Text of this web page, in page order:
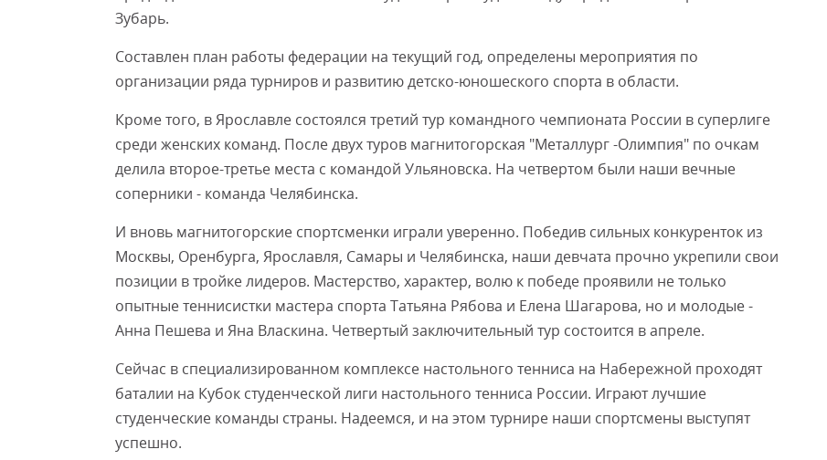
Зубарь.
Составлен план работы федерации на текущий год, определены мероприятия по
организации ряда турниров и развитию детско-юношеского спорта в области.
Кроме того, в Ярославле состоялся третий тур командного чемпионата России в суперлиге
среди женских команд. После двух туров магнитогорская "Металлург -Олимпия" по очкам
делила второе-третье места с командой Ульяновска. На четвертом были наши вечные
соперники - команда Челябинска.
И вновь магнитогорские спортсменки играли уверенно. Победив сильных конкуренток из
Москвы, Оренбурга, Ярославля, Самары и Челябинска, наши девчата прочно укрепили свои
позиции в тройке лидеров. Мастерство, характер, волю к победе проявили не только
опытные теннисистки мастера спорта Татьяна Рябова и Елена Шагарова, но и молодые -
Анна Пешева и Яна Власкина. Четвертый заключительный тур состоится в апреле.
Сейчас в специализированном комплексе настольного тенниса на Набережной проходят
баталии на Кубок студенческой лиги настольного тенниса России. Играют лучшие
студенческие команды страны. Надеемся, и на этом турнире наши спортсмены выступят
успешно.